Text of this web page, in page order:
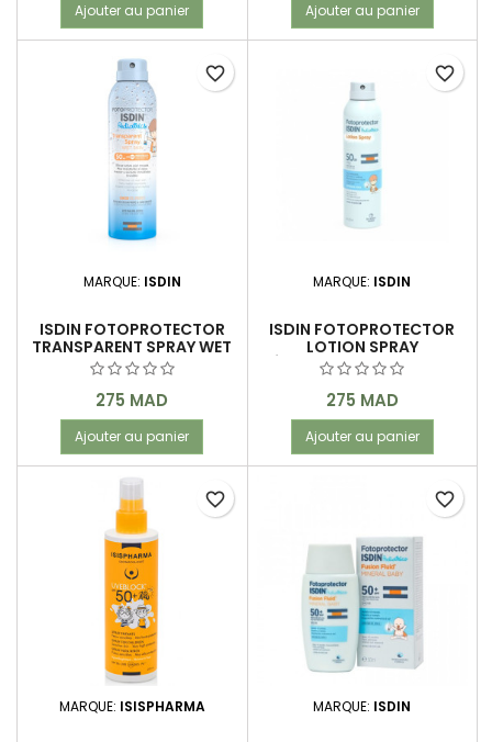
Ajouter au panier Ajouter au panier
MARQUE: ISDIN
ISDIN FOTOPROTECTOR
TRANSPARENT SPRAY WET
SKIN PEDIATRICS SPF 50
250 ML
Prix
275 MAD
Ajouter au panier
favorite_border
MARQUE: ISDIN
ISDIN FOTOPROTECTOR
LOTION SPRAY
PÉDIATRIQUE SPF 50+ 250
ML
Prix
275 MAD
Ajouter au panier
favorite_border
MARQUE: ISISPHARMA
favorite_border
MARQUE: ISDIN
favorite_border